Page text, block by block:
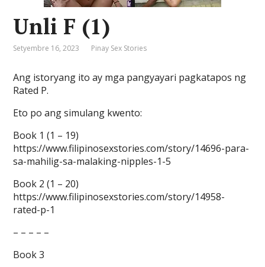
Unli F (1)
Setyembre 16, 2023 Pinay Sex Stories
Ang istoryang ito ay mga pangyayari pagkatapos ng
Rated P.
Eto po ang simulang kwento:
Book 1 (1 – 19)
https://www.filipinosexstories.com/story/14696-para-
sa-mahilig-sa-malaking-nipples-1-5
Book 2 (1 – 20)
https://www.filipinosexstories.com/story/14958-
rated-p-1
– – – – –
Book 3